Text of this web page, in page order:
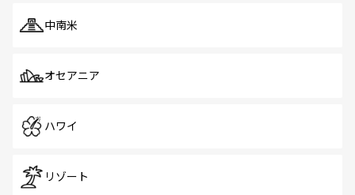
中南米
オセアニア
ハワイ
リゾート